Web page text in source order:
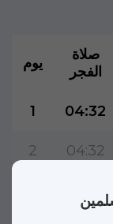
يوم
صلاة
الفجر
1 04:32
2 04:32